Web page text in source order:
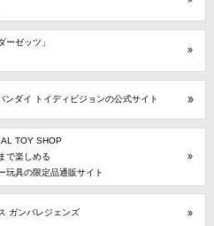
ーゼッツ」
ンダイ トイディビジョンの公式サイト
TOY SHOP
で楽しめる
玩具の限定品通販サイト
ガンバレジェンズ